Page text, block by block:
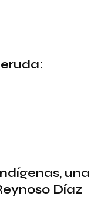
una
Díaz